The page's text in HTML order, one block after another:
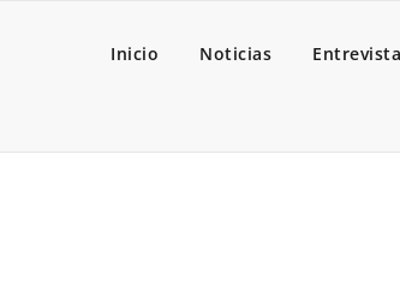
Inicio Noticias